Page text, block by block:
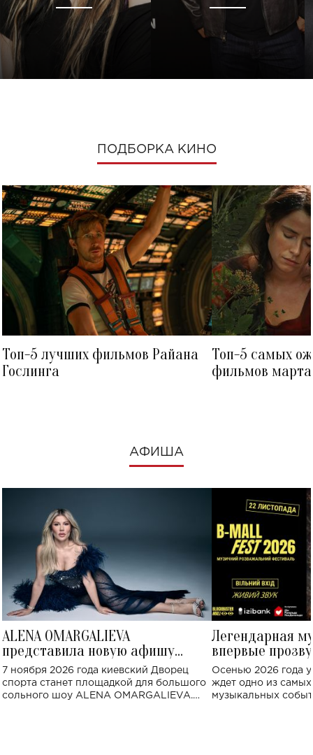
ПОДБОРКА КИНО
Топ-5 лучших фильмов Райана
Гослинга
Топ-5 самых
фильмов
АФИША
ALENA OMARGALIEVA
представила новую афишу
большого концерта во Дворце
спорта
7 ноября 2026 года киевский Дворец
спорта станет площадкой для большого
сольного шоу ALENA OMARGALIEVA.
Легендарная
впервые
Украине: где
Осенью 2026 года
ждет одно из
музыкальных